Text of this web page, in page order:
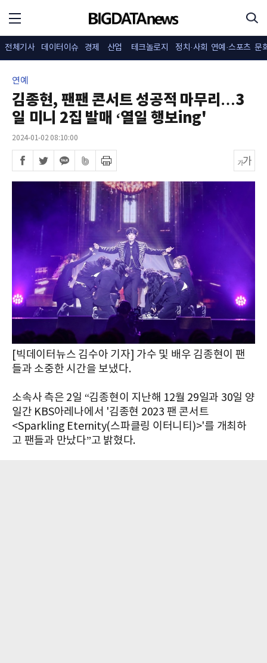
전체기사 데이터이슈 경제 산업 테크놀로지 정치·사회 연예·스포츠 문
연예
김종현, 팬팬 콘서트 성공적 마무리…3
일 미니 2집 발매 ‘열일 행보ing'
2024-01-02 08:10:00
[빅데이터뉴스 김수아 기자] 가수 및 배우 김종현이 팬
들과 소중한 시간을 보냈다.
소속사 측은 2일 “김종현이 지난해 12월 29일과 30일 양
일간 KBS아레나에서 '김종현 2023 팬 콘서트
<Sparkling Eternity(스파클링 이터니티)>'를 개최하
고 팬들과 만났다”고 밝혔다.